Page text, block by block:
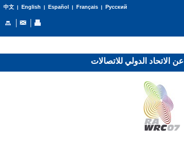
中文| English | Español | Français| Русский
عن الاتحاد الدولي للاتصالات